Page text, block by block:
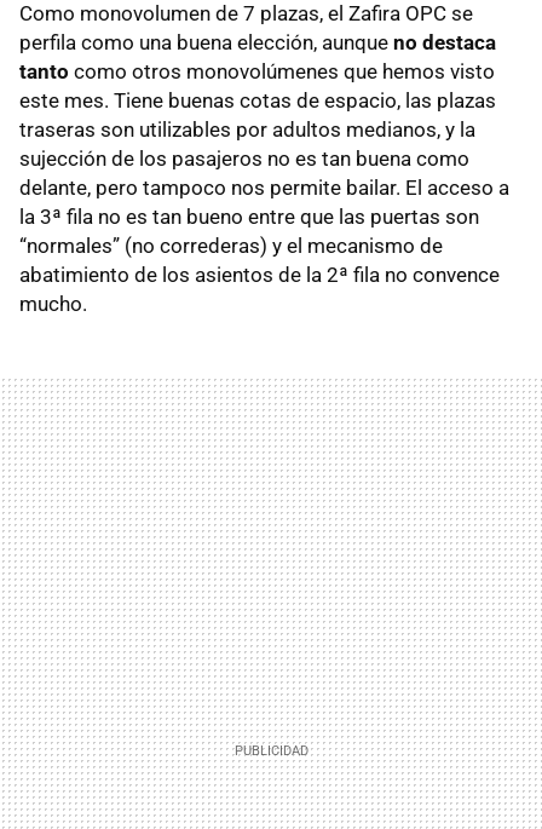
Como monovolumen de 7 plazas, el Zafira OPC se
perfila como una buena elección, aunque no destaca
tanto como otros monovolúmenes que hemos visto
este mes. Tiene buenas cotas de espacio, las plazas
traseras son utilizables por adultos medianos, y la
sujección de los pasajeros no es tan buena como
delante, pero tampoco nos permite bailar. El acceso a
la 3ª fila no es tan bueno entre que las puertas son
“normales” (no correderas) y el mecanismo de
abatimiento de los asientos de la 2ª fila no convence
mucho.